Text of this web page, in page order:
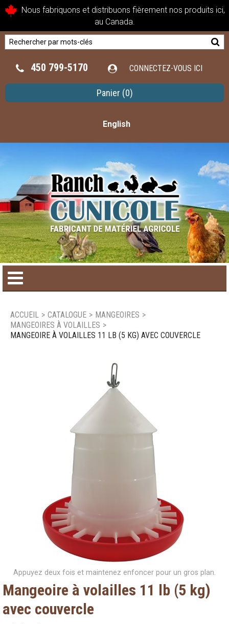
Nous fabriquons et distribuons fièrement nos produits ici,
au Canada.
450 799-5170 CONNECTEZ-VOUS ICI
Panier (0)
English
Catalogue de produit
Produits saisonniers
Nouveaux produits
ACCUEIL > CATALOGUE > MANGEOIRES >
MANGEOIRES À VOLAILLES >
MANGEOIRE À VOLAILLES 11 LB (5 KG) AVEC COUVERCLE
Appuyez deux fois et maintenez enfoncer pour un gros plan.
Mangeoire à volailles 11 lb (5 kg)
avec couvercle